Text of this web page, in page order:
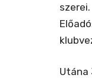
szerei.
Utána